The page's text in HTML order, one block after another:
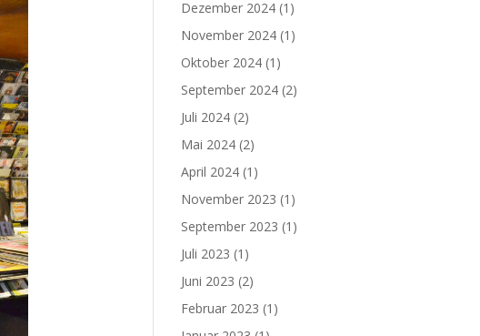
Dezember 2024 (1)
November 2024 (1)
Oktober 2024 (1)
September 2024 (2)
Juli 2024 (2)
Mai 2024 (2)
April 2024 (1)
November 2023 (1)
September 2023 (1)
Juli 2023 (1)
Juni 2023 (2)
Februar 2023 (1)